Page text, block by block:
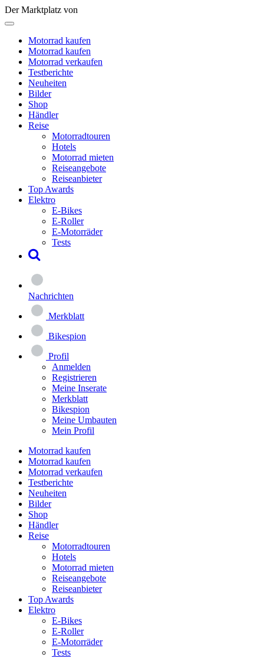
Der Marktplatz von
Motorrad kaufen
Motorrad kaufen
Motorrad verkaufen
Testberichte
Neuheiten
Bilder
Shop
Händler
Reise
Motorradtouren
Hotels
Motorrad mieten
Reiseangebote
Reiseanbieter
Top Awards
Elektro
E-Bikes
E-Roller
E-Motorräder
Tests
Nachrichten
Merkblatt
Bikespion
Profil
Anmelden
Registrieren
Meine Inserate
Merkblatt
Bikespion
Meine Umbauten
Mein Profil
Motorrad kaufen
Motorrad kaufen
Motorrad verkaufen
Testberichte
Neuheiten
Bilder
Shop
Händler
Reise
Motorradtouren
Hotels
Motorrad mieten
Reiseangebote
Reiseanbieter
Top Awards
Elektro
E-Bikes
E-Roller
E-Motorräder
Tests